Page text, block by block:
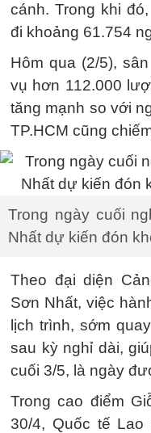
cánh. Trong khi
đi khoảng 61.754
Hôm qua (2/5),
vụ hơn 112.000
tăng mạnh so với
TP.HCM cũng
Trong ngày cuối
Nhất dự kiến đón
Theo đại diện
Sơn Nhất, việc
lịch trình, sớm
sau kỳ nghỉ dài,
cuối 3/5, là ngày
Trong cao điểm
30/4, Quốc tế